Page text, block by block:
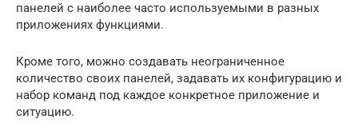
панелей с наиболее часто используемыми в разных
приложениях функциями.
Кроме того, можно создавать неограниченное
количество своих панелей, задавать их конфигурацию и
набор команд под каждое конкретное приложение и
ситуацию.